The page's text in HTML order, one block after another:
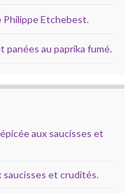
Philippe Etchebest.
au paprika fumé.
aux saucisses et
saucisses et crudités.